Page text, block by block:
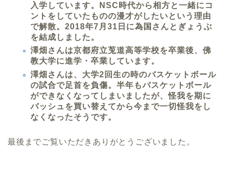
入学しています。NSC時代から相方と一緒にコ
ントをしていたものの漫才がしたいという理由
で解散。2018年7月31日に為国さんとぎょうぶ
を結成しました。
澤畑さんは京都府立莵道高等学校を卒業後、佛
教大学に進学・卒業しています。
澤畑さんは、大学2回生の時のバスケットボール
の試合で足首を負傷。半年もバスケットボール
ができなくなってしまいましたが、怪我を期に
バッシュを買い替えてから今まで一切怪我をし
なくなったそうです。
最後までご覧いただきありがとうございました。